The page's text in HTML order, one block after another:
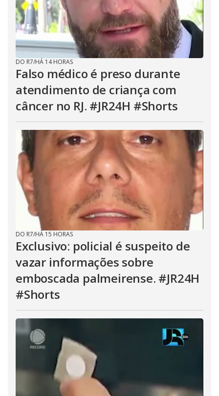
DO R7/HÁ 14 HORAS
Falso médico é preso durante
atendimento de criança com
câncer no RJ. #JR24H #Shorts
DO R7/HÁ 15 HORAS
Exclusivo: policial é suspeito de
vazar informações sobre
emboscada palmeirense. #JR24H
#Shorts